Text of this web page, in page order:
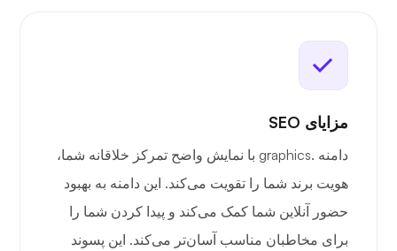
مزایای SEO
دامنه .graphics با نمایش واضح تمرکز خلاقانه شما،
هویت برند شما را تقویت می‌کند. این دامنه به بهبود
حضور آنلاین شما کمک می‌کند و پیدا کردن شما را
برای مخاطبان مناسب آسان‌تر می‌کند. این پسوند